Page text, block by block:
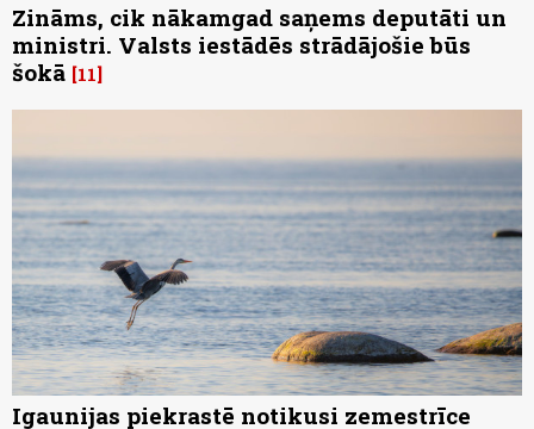
Zināms, cik nākamgad saņems deputāti un
ministri. Valsts iestādēs strādājošie būs
šokā 11
Igaunijas piekrastē notikusi zemestrīce